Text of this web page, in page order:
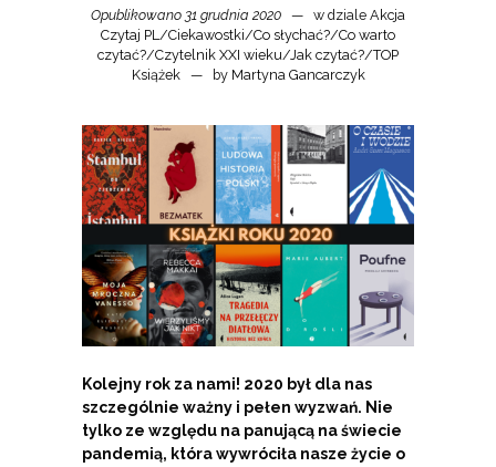
Opublikowano 31 grudnia 2020 w dziale Akcja
Czytaj PL/Ciekawostki/Co słychać?/Co warto
czytać?/Czytelnik XXI wieku/Jak czytać?/TOP
Książek
by Martyna Gancarczyk
Kolejny rok za nami! 2020 był dla nas
szczególnie ważny i pełen wyzwań. Nie
tylko ze względu na panującą na świecie
pandemią, która wywróciła nasze życie o